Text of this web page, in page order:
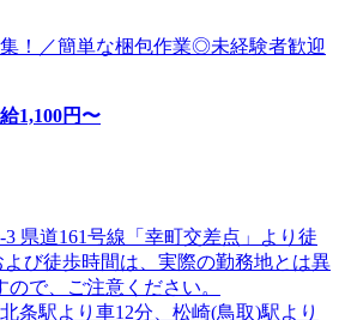
！／簡単な梱包作業◎未経験者歓迎
1,100円〜
県道161号線「幸町交差点」より徒
び徒歩時間は、実際の勤務地とは異
で、ご注意ください。
条駅より車12分、松崎(鳥取)駅より